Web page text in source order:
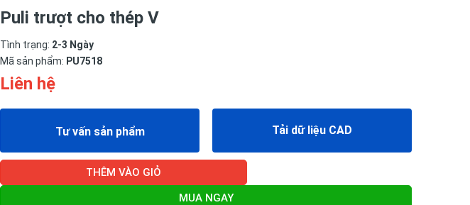
Puli trượt cho thép V
Tình trạng: 2-3 Ngày
Mã sản phẩm: PU7518
Liên hệ
Tư vấn sản phẩm Tải dữ liệu CAD
THÊM VÀO GIỎ
MUA NGAY